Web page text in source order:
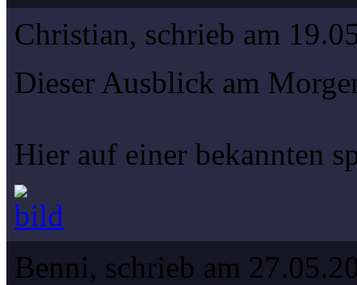
Christian, schrieb am
Dieser Ausblick am
Hier auf einer bekannten
Benni, schrieb am